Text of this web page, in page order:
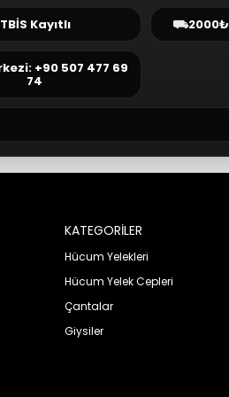
Kayıtlı ⛟2000₺
+90 507 477 69
74
KATEGORİLER
Hücum Yelekleri
Hücum Yelek Cepleri
Çantalar
Giysiler